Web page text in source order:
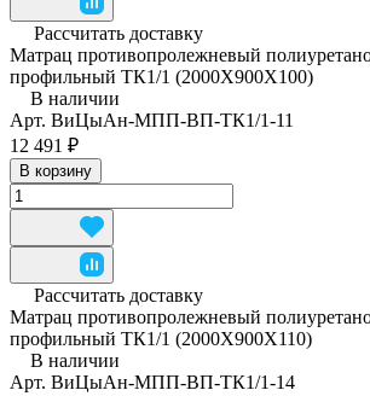
Рассчитать доставку
Матрац противопролежневый
профильный ТК1/1 (2000Х900Х100)
В наличии
Арт. ВиЦыАн-МПП-ВП-ТК1/1-11
12 491 ₽
В корзину
Рассчитать доставку
Матрац противопролежневый
профильный ТК1/1 (2000Х900Х110)
В наличии
Арт. ВиЦыАн-МПП-ВП-ТК1/1-14